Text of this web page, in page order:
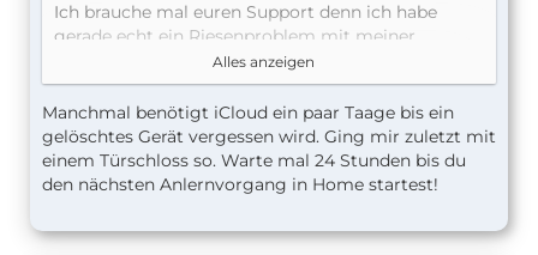
Ich brauche mal euren Support denn ich habe
gerade echt ein Riesenproblem mit meiner
Wo fange ich an.
Eigentlich lief alles gut. Die Klingel ist korrekt
angeschlossen. Der Gong ertönt.
Nun wollte ich den WLAN-Empfang verbessern
und habe die Klingel aus dem weiter entfernten
entfernt. Die Klingel sollte sich nur mit einem extra
Alles anzeigen
Manchmal benötigt iCloud ein paar Taage bis ein
gelöschtes Gerät vergessen wird. Ging mir zuletzt mit
einem Türschloss so. Warte mal 24 Stunden bis du
den nächsten Anlernvorgang in Home startest!